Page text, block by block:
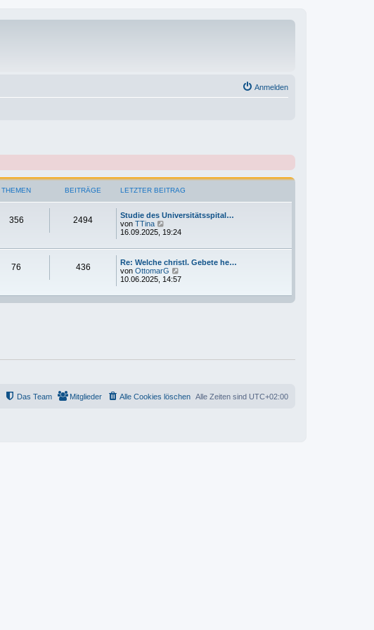
Anmelden
THEMEN BEITRÄGE LETZTER BEITRAG
356 2494
Studie des Universitätsspital…
von TTina
e
e
t
e
r
e
16.09.2025, 19:24
76 436
Re: Welche christl. Gebete he…
von OttomarG
e
e
s
t
10.06.2025, 14:57
Alle Zeiten sind UTC+02:00
Alle Cookies löschen
Mitglieder
Das Team